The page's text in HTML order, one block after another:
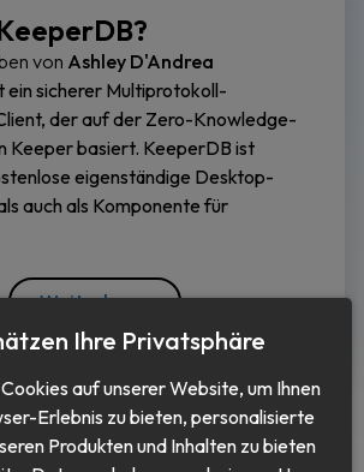
von Ashley D'Andrea
ein sicherer Multiprotokoll-
der auf der Zero-Knowledge-
Keeper basiert. KeeperDB ist
eigenständige Desktop-
auch als Komponente für
Weiterlesen
Ihre Privatsphäre
auf unserer Website, um Ihnen
Erlebnis zu bieten, personalisierte
Produkten und Inhalten zu bieten